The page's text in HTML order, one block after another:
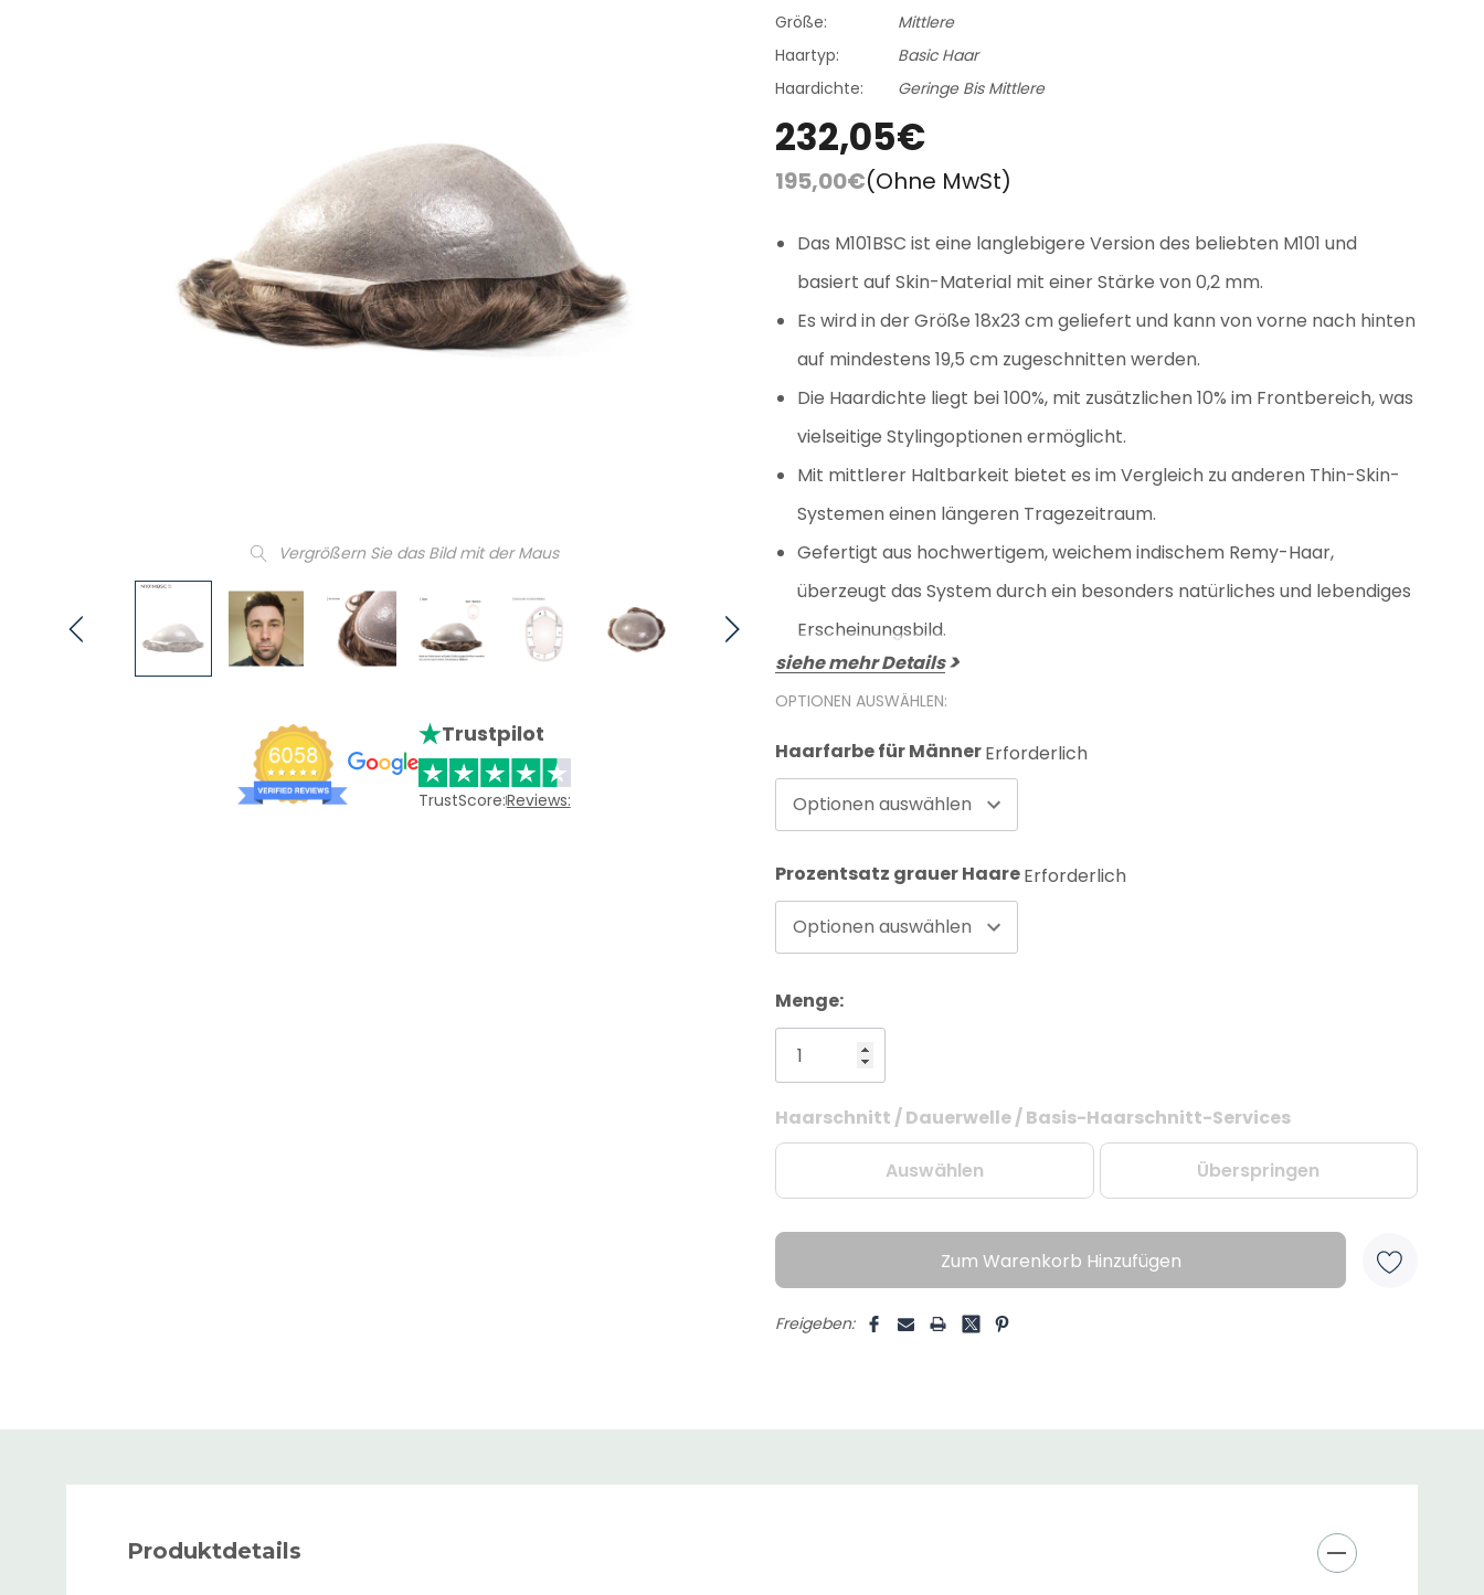
Vergrößern Sie das Bild mit der Maus
Trustpilot
TrustScore:Reviews:
Größe:
Mittlere
Haartyp:
Basic Haar
Haardichte:
Geringe Bis Mittlere
232,05€
195,00€(Ohne MwSt)
Das M101BSC ist eine langlebigere Version des beliebten M101 und
basiert auf Skin-Material mit einer Stärke von 0,2 mm.
Es wird in der Größe 18x23 cm geliefert und kann von vorne nach hinten
auf mindestens 19,5 cm zugeschnitten werden.
Die Haardichte liegt bei 100%, mit zusätzlichen 10% im Frontbereich, was
vielseitige Stylingoptionen ermöglicht.
Mit mittlerer Haltbarkeit bietet es im Vergleich zu anderen Thin-Skin-
Systemen einen längeren Tragezeitraum.
Gefertigt aus hochwertigem, weichem indischem Remy-Haar,
überzeugt das System durch ein besonders natürliches und lebendiges
Erscheinungsbild.
siehe mehr Details
OPTIONEN AUSWÄHLEN:
Haarfarbe für MännerErforderlich
Optionen auswählen
Prozentsatz grauer HaareErforderlich
Optionen auswählen
Menge:
Aktueller
Lagerbestand:
Haarschnitt / Dauerwelle / Basis-Haarschnitt-Services
Auswählen Überspringen
Zum Warenkorb Hinzufügen
Freigeben:
Produktdetails